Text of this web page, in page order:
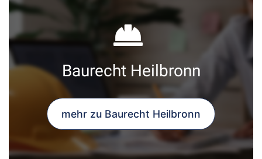
Baurecht Heilbronn
mehr zu Baurecht Heilbronn